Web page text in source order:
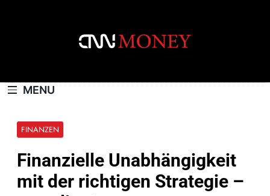
MENU
FINANZEN
Finanzielle Unabhängigkeit
mit der richtigen Strategie –